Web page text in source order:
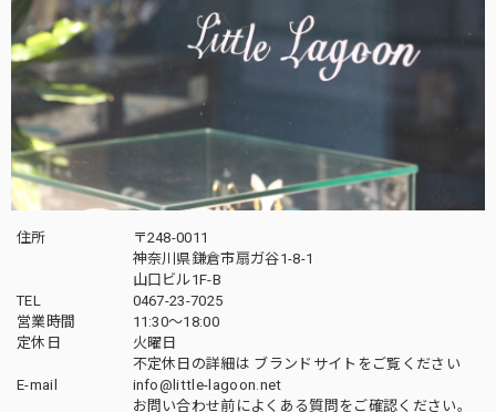
住所
〒248-0011
神奈川県鎌倉市扇ガ谷1-8-1
山口ビル1F-B
TEL
0467-23-7025
営業時間
11:30～18:00
定休日
火曜日
不定休日の詳細は ブランドサイト をご覧ください
E-mail
info@little-lagoon.net
お問い合わせ前によくある質問をご確認ください。